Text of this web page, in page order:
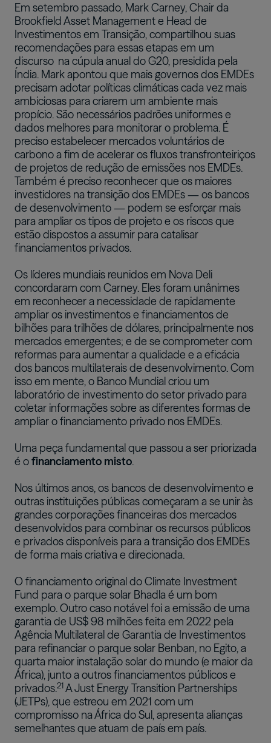
Em setembro passado, Mark Carney, Chair da
Brookfield Asset Management e Head de
Investimentos em Transição, compartilhou suas
recomendações para essas etapas em um
discurso na cúpula anual do G20, presidida pela
Índia. Mark apontou que mais governos dos EMDEs
precisam adotar políticas climáticas cada vez mais
ambiciosas para criarem um ambiente mais
propício. São necessários padrões uniformes e
dados melhores para monitorar o problema. É
preciso estabelecer mercados voluntários de
carbono a fim de acelerar os fluxos transfronteiriços
de projetos de redução de emissões nos EMDEs.
Também é preciso reconhecer que os maiores
investidores na transição dos EMDEs — os bancos
de desenvolvimento — podem se esforçar mais
para ampliar os tipos de projeto e os riscos que
estão dispostos a assumir para catalisar
financiamentos privados.
Os líderes mundiais reunidos em Nova Deli
concordaram com Carney. Eles foram unânimes
em reconhecer a necessidade de rapidamente
ampliar os investimentos e financiamentos de
bilhões para trilhões de dólares, principalmente nos
mercados emergentes; e de se comprometer com
reformas para aumentar a qualidade e a eficácia
dos bancos multilaterais de desenvolvimento. Com
isso em mente, o Banco Mundial criou um
laboratório de investimento do setor privado para
coletar informações sobre as diferentes formas de
ampliar o financiamento privado nos EMDEs.
Uma peça fundamental que passou a ser priorizada
é ofinanciamento misto.
Nos últimos anos, os bancos de desenvolvimento e
outras instituições públicas começaram a se unir às
grandes corporações financeiras dos mercados
desenvolvidos para combinar os recursos públicos
e privados disponíveis para a transição dos EMDEs
de forma mais criativa e direcionada.
O financiamento original do Climate Investment
Fund para o parque solar Bhadla é um bom
exemplo. Outro caso notável foi a emissão de uma
garantia de US$ 98 milhões feita em 2022 pela
Agência Multilateral de Garantia de Investimentos
para refinanciar o parque solar Benban, no Egito, a
quarta maior instalação solar do mundo (e maior da
África), junto a outros financiamentos públicos e
privados.21A Just Energy Transition Partnerships
(JETPs), que estreou em 2021 com um
compromisso na África do Sul, apresenta alianças
semelhantes que atuam de país em país.